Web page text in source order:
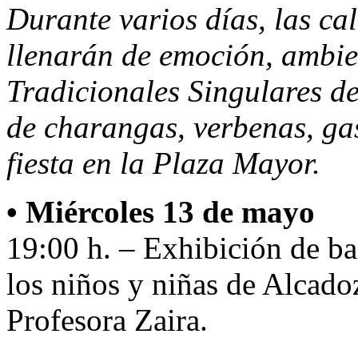
Durante varios días, las
llenarán de emoción,
Tradicionales Singulares
de charangas, verbenas,
fiesta en la Plaza Mayor.
• Miércoles 13 de mayo
19:00 h. – Exhibición de
los niños y niñas de
Profesora Zaira.